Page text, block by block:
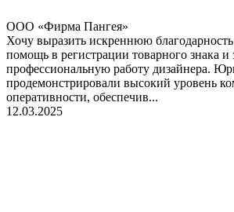
ООО «Фирма Пангея»
Хочу выразить искреннюю
помощь в регистрации товарного знака и
профессиональную работу дизайнера.
продемонстрировали высокий уровень
оперативности, обеспечив...
12.03.2025